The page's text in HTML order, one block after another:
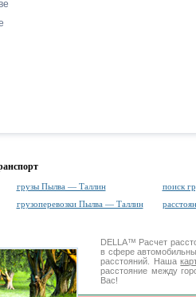
грузы Пылва — Таллин
поиск
грузоперевозки Пылва — Таллин
DELLA™ Расчет
в сфере
расстояний. Наша
расстояние между
Вас!